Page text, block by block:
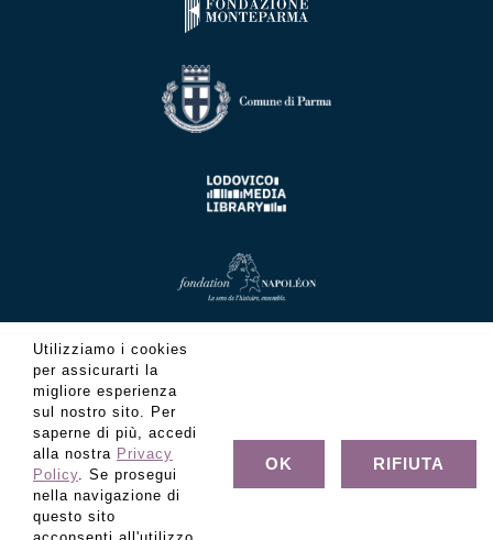
Utilizziamo i cookies
per assicurarti la
migliore esperienza
sul nostro sito. Per
saperne di più, accedi
alla nostra Privacy
Policy. Se prosegui
nella navigazione di
questo sito
OK RIFIUTA